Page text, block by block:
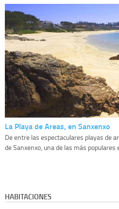
La Playa de Areas, en Sanxenxo
De entre las espectaculares playas de
de Sanxenxo, una de las más populares
HABITACIONES